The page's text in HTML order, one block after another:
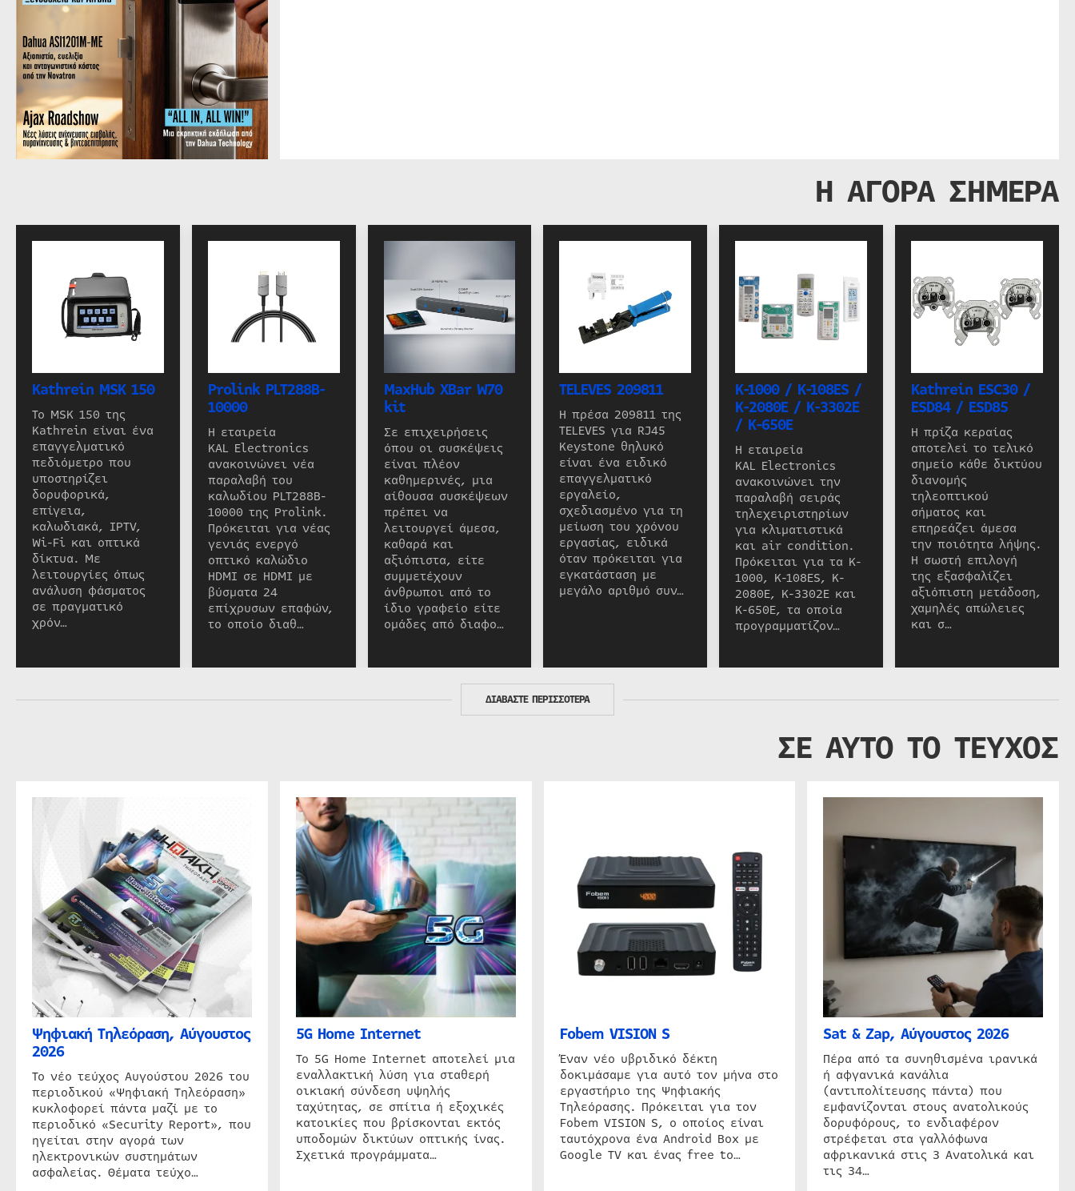
Η ΑΓΟΡΑ ΣΗΜΕΡΑ
Kathrein MSK 150
Το MSK 150 της
Kathrein είναι ένα
επαγγελματικό
πεδιόμετρο που
υποστηρίζει
δορυφορικά,
επίγεια,
καλωδιακά, IPTV,
Wi-Fi και οπτικά
δίκτυα. Με
λειτουργίες όπως
ανάλυση φάσματος
σε πραγματικό
χρόν…
Prolink PLT288B-
10000
Η εταιρεία
KAL Electronics
ανακοινώνει νέα
παραλαβή του
καλωδίου PLT288B-
10000 της Prolink.
Πρόκειται για νέας
γενιάς ενεργό
οπτικό καλώδιο
HDMI σε HDMI με
βύσματα 24
επίχρυσων επαφών,
το οποίο διαθ…
MaxHub XBar W70
kit
Σε επιχειρήσεις
όπου οι συσκέψεις
είναι πλέον
καθημερινές, μια
αίθουσα συσκέψεων
πρέπει να
λειτουργεί άμεσα,
καθαρά και
αξιόπιστα, είτε
συμμετέχουν
άνθρωποι από το
ίδιο γραφείο είτε
ομάδες από διαφο…
TELEVES 209811
Η πρέσα 209811 της
TELEVES για RJ45
Keystone θηλυκό
είναι ένα ειδικό
επαγγελματικό
εργαλείο,
σχεδιασμένο για τη
μείωση του χρόνου
εργασίας, ειδικά
όταν πρόκειται για
εγκατάσταση με
μεγάλο αριθμό συν…
K-1000 / K-108ES /
K-2080E / K-3302E
/ K-650E
Η εταιρεία
KAL Electronics
ανακοινώνει την
παραλαβή σειράς
τηλεχειριστηρίων
για κλιματιστικά
και air condition.
Πρόκειται για τα K-
1000, K-108ES, K-
2080E, K-3302E και
K-650E, τα οποία
προγραμματίζον…
Kathrein ESC30 /
ESD84 / ESD85
Η πρίζα κεραίας
αποτελεί το τελικό
σημείο κάθε δικτύου
διανομής
τηλεοπτικού
σήματος και
επηρεάζει άμεσα
την ποιότητα λήψης.
Η σωστή επιλογή
της εξασφαλίζει
αξιόπιστη μετάδοση,
χαμηλές απώλειες
και σ…
ΔΙΑΒΑΣΤΕ ΠΕΡΙΣΣΟΤΕΡΑ
ΣΕ ΑΥΤΟ ΤΟ ΤΕΥΧΟΣ
Ψηφιακή Τηλεόραση, Αύγουστος
2026
Το νέο τεύχος Αυγούστου 2026 του
περιοδικού «Ψηφιακή Τηλεόραση»
κυκλοφορεί πάντα μαζί με το
περιοδικό «Security Report», που
ηγείται στην αγορά των
ηλεκτρονικών συστημάτων
ασφαλείας. Θέματα τεύχο…
5G Home Internet
Το 5G Home Internet αποτελεί μια
εναλλακτική λύση για σταθερή
οικιακή σύνδεση υψηλής
ταχύτητας, σε σπίτια ή εξοχικές
κατοικίες που βρίσκονται εκτός
υποδομών δικτύων οπτικής ίνας.
Σχετικά προγράμματα…
Fobem VISION S
Έναν νέο υβριδικό δέκτη
δοκιμάσαμε για αυτό τον μήνα στο
εργαστήριο της Ψηφιακής
Τηλεόρασης. Πρόκειται για τον
Fobem VISION S, ο οποίος είναι
ταυτόχρονα ένα Android Box με
Google TV και ένας free to…
Sat & Zap, Αύγουστος 2026
Πέρα από τα συνηθισμένα ιρανικά
ή αφγανικά κανάλια
(αντιπολίτευσης πάντα) που
εμφανίζονται στους ανατολικούς
δορυφόρους, το ενδιαφέρον
στρέφεται στα γαλλόφωνα
αφρικανικά στις 3 Ανατολικά και
τις 34…